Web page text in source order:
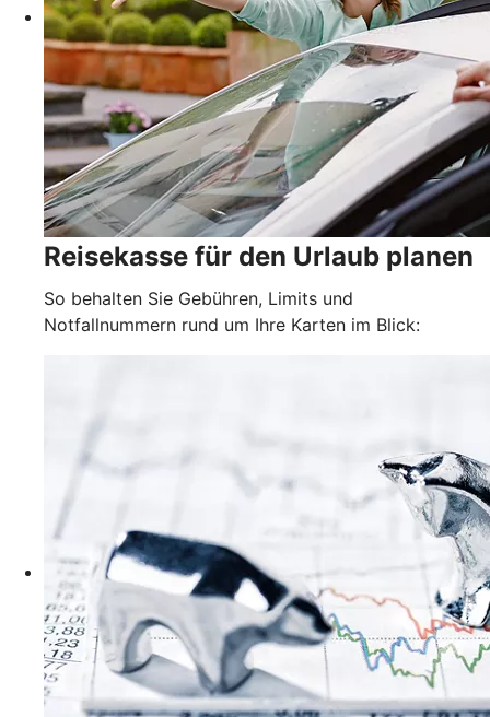
Reisekasse für den Urlaub planen
So behalten Sie Gebühren, Limits und
Notfallnummern rund um Ihre Karten im Blick: